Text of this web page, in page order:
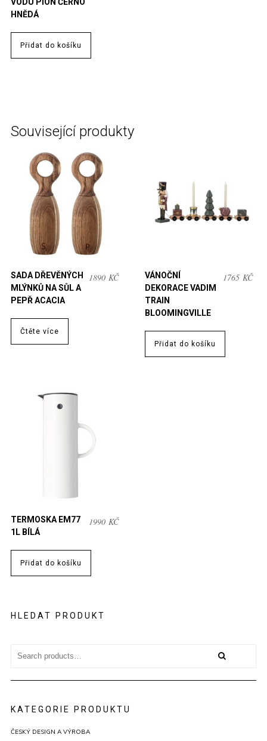
VODU PION ČERNO
HNĚDÁ
Přidat do košíku
Související produkty
SADA DŘEVĚNÝCH
MLÝNKŮ NA SŮL A
PEPŘ ACACIA
1890 KČ
Čtěte více
VÁNOČNÍ
DEKORACE VADIM
TRAIN
BLOOMINGVILLE
1765 KČ
Přidat do košíku
TERMOSKA EM77
1L BÍLÁ
1990KČ
Přidat do košíku
HLEDAT PRODUKT
for:
KATEGORIE PRODUKTU
ČESKÝ DESIGN A VÝROBA